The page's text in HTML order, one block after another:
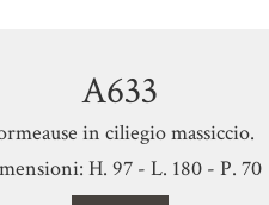
A633
in ciliegio massiccio.
H. 97 - L. 180 - P. 70